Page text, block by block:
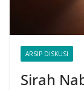
ARSIP DISKUSI
Sirah